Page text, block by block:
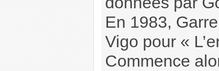
En 1983,
Vigo pour «
Commence